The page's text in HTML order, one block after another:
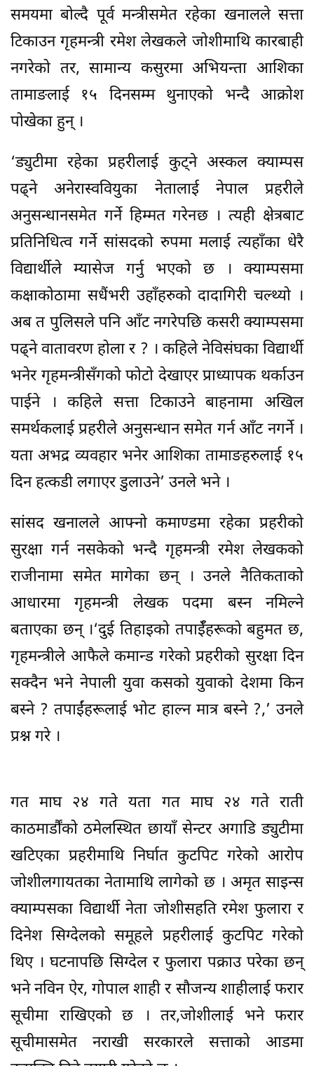
समयमा बोल्दै पूर्व मन्त्रीसमेत रहेका खनालले सत्ता
टिकाउन गृहमन्त्री रमेश लेखकले जोशीमाथि कारबाही
नगरेको तर, सामान्य कसुरमा अभियन्ता आशिका
तामाङलाई १५ दिनसम्म थुनाएको भन्दै आक्रोश
पोखेका हुन् ।
‘ड्युटीमा रहेका प्रहरीलाई कुट्ने अस्कल क्याम्पस
पढ्ने अनेरास्ववियुका नेतालाई नेपाल प्रहरीले
अनुसन्धानसमेत गर्ने हिम्मत गरेनछ । त्यही क्षेत्रबाट
प्रतिनिधित्व गर्ने सांसदको रुपमा मलाई त्यहाँका धेरै
विद्यार्थीले म्यासेज गर्नु भएको छ । क्याम्पसमा
कक्षाकोठामा सधैंभरी उहाँहरुको दादागिरी चल्थ्यो ।
अब त पुलिसले पनि आँट नगरेपछि कसरी क्याम्पसमा
पढ्ने वातावरण होला र ? । कहिले नेविसंघका विद्यार्थी
भनेर गृहमन्त्रीसँगको फोटो देखाएर प्राध्यापक थर्काउन
पाईने । कहिले सत्ता टिकाउने बाहनामा अखिल
समर्थकलाई प्रहरीले अनुसन्धान समेत गर्न आँट नगर्ने ।
यता अभद्र व्यवहार भनेर आशिका तामाङहरुलाई १५
दिन हत्कडी लगाएर डुलाउने’ उनले भने ।
सांसद खनालले आफ्नो कमाण्डमा रहेका प्रहरीको
सुरक्षा गर्न नसकेको भन्दै गृहमन्त्री रमेश लेखकको
राजीनामा समेत मागेका छन् । उनले नैतिकताको
आधारमा गृहमन्त्री लेखक पदमा बस्न नमिल्ने
बताएका छन् ।‘दुई तिहाइको तपाईँहरूको बहुमत छ,
गृहमन्त्रीले आफैले कमान्ड गरेको प्रहरीको सुरक्षा दिन
सक्दैन भने नेपाली युवा कसको युवाको देशमा किन
बस्ने ? तपाईंहरूलाई भोट हाल्न मात्र बस्ने ?,’ उनले
प्रश्न गरे ।
गत माघ २४ गते यता गत माघ २४ गते राती
काठमार्डौंको ठमेलस्थित छायाँ सेन्टर अगाडि ड्युटीमा
खटिएका प्रहरीमाथि निर्घात कुटपिट गरेको आरोप
जोशीलगायतका नेतामाथि लागेको छ । अमृत साइन्स
क्याम्पसका विद्यार्थी नेता जोशीसहति रमेश फुलारा र
दिनेश सिग्देलको समूहले प्रहरीलाई कुटपिट गरेको
थिए । घटनापछि सिग्देल र फुलारा पक्राउ परेका छन्
भने नविन ऐर, गोपाल शाही र सौजन्य शाहीलाई फरार
सूचीमा राखिएको छ । तर,जोशीलाई भने फरार
सूचीमासमेत नराखी सरकारले सत्ताको आडमा